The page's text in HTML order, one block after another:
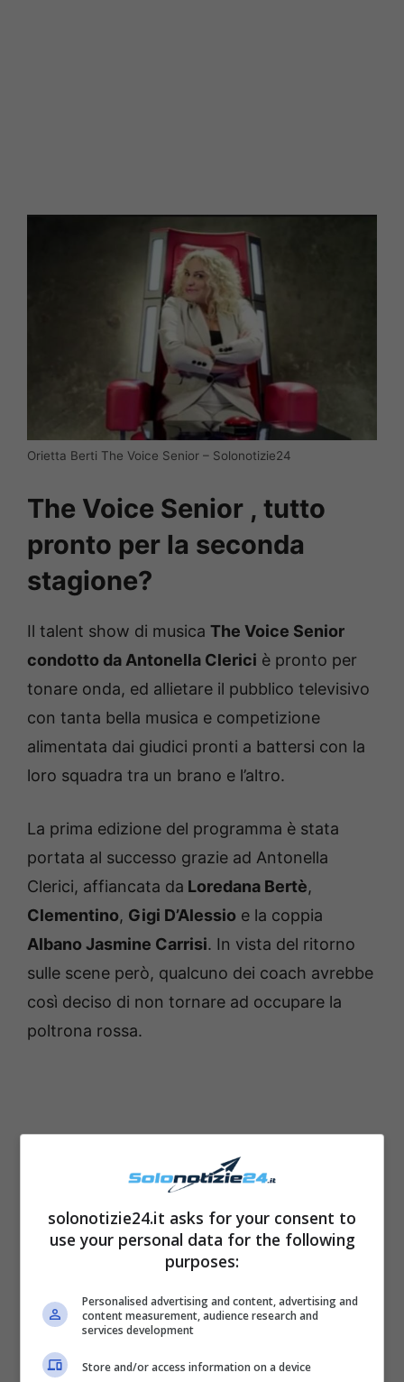
Orietta Berti The Voice Senior – Solonotizie24
The Voice Senior , tutto
pronto per la seconda
stagione?
Il talent show di musica The Voice Senior
condotto da Antonella Clerici è pronto per
tonare onda, ed allietare il pubblico televisivo
con tanta bella musica e competizione
alimentata dai giudici pronti a battersi con la
loro squadra tra un brano e l’altro.
La prima edizione del programma è stata
portata al successo grazie ad Antonella
Clerici, affiancata da Loredana Bertè,
Clementino, Gigi D’Alessio e la coppia
Albano Jasmine Carrisi. In vista del ritorno
sulle scene però, qualcuno dei coach avrebbe
così deciso di non tornare ad occupare la
poltrona rossa.
solonotizie24.it asks for your consent to
use your personal data for the following
purposes:
Personalised advertising and content, advertising and
content measurement, audience research and
services development
Store and/or access information on a device